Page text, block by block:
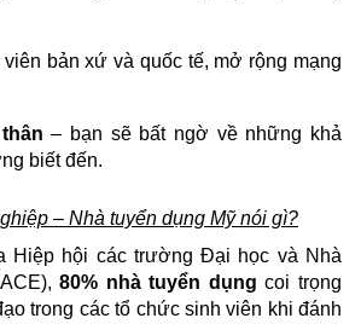
bản xứ và quốc tế, mở rộng mạng
– bạn sẽ bất ngờ về những khả
biết đến.
– Nhà tuyển dụng Mỹ nói gì?
Hiệp hội các trường Đại học và Nhà
80% nhà tuyển dụng coi trọng
trong các tổ chức sinh viên khi đánh